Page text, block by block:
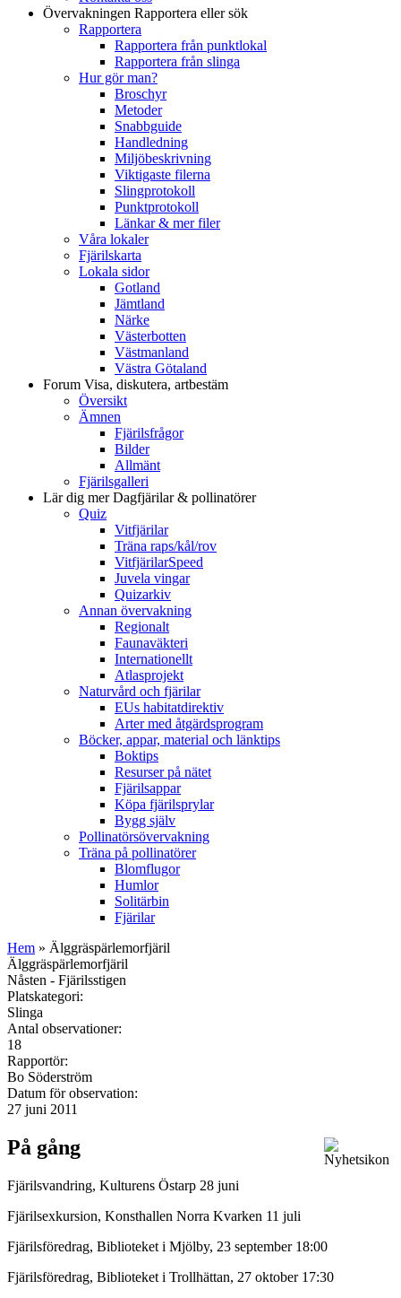
Övervakningen Rapportera eller sök
Rapportera
Rapportera från punktlokal
Rapportera från slinga
Hur gör man?
Broschyr
Metoder
Snabbguide
Handledning
Miljöbeskrivning
Viktigaste filerna
Slingprotokoll
Punktprotokoll
Länkar & mer filer
Våra lokaler
Fjärilskarta
Lokala sidor
Gotland
Jämtland
Närke
Västerbotten
Västmanland
Västra Götaland
Forum Visa, diskutera, artbestäm
Översikt
Ämnen
Fjärilsfrågor
Bilder
Allmänt
Fjärilsgalleri
Lär dig merDagfjärilar & pollinatörer
Quiz
Vitfjärilar
Träna raps/kål/rov
VitfjärilarSpeed
Juvela vingar
Quizarkiv
Annan övervakning
Regionalt
Faunaväkteri
Internationellt
Atlasprojekt
Naturvård och fjärilar
EUs habitatdirektiv
Arter med åtgärdsprogram
Böcker, appar, material och länktips
Boktips
Resurser på nätet
Fjärilsappar
Köpa fjärilsprylar
Bygg själv
Pollinatörsövervakning
Träna på pollinatörer
Blomflugor
Humlor
Solitärbin
Fjärilar
Hem » Älggräspärlemorfjäril
Älggräspärlemorfjäril
Nåsten - Fjärilsstigen
Platskategori:
Slinga
Antal observationer:
18
Rapportör:
Bo Söderström
Datum för observation:
27 juni 2011
På gång
Fjärilsvandring, Kulturens Östarp 28 juni
Fjärilsexkursion, Konsthallen Norra Kvarken 11 juli
Fjärilsföredrag, Biblioteket i Mjölby, 23 september 18:00
Fjärilsföredrag, Biblioteket i Trollhättan, 27 oktober 17:30